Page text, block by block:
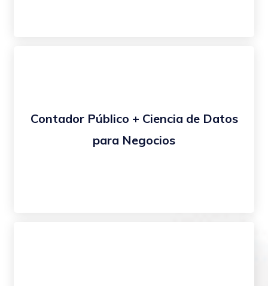
Contador Público + Ciencia de Datos
para Negocios